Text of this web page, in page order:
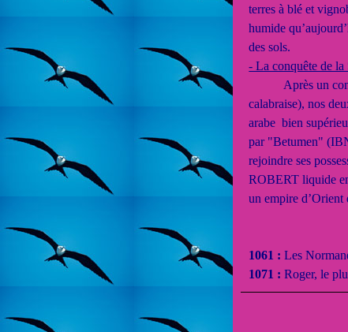
terres à blé et
humide
des sols.
- La conquête de la
Après un conflit
calabraise), nos
arabe bien
par "Betumen"
rejoindre ses
ROBERT liquide
un empire d’Orient
1061 : Les
1071 : Roger, le